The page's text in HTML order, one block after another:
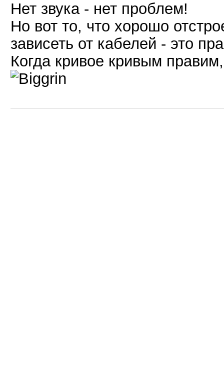
Нет звука - нет проблем!
Но вот то, что хорошо
зависеть от кабелей - это
Когда кривое кривым